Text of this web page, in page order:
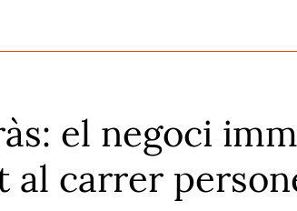
el negoci
al carrer